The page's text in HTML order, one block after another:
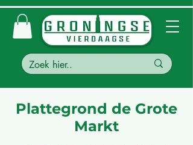
Plattegrond de Grote
Markt